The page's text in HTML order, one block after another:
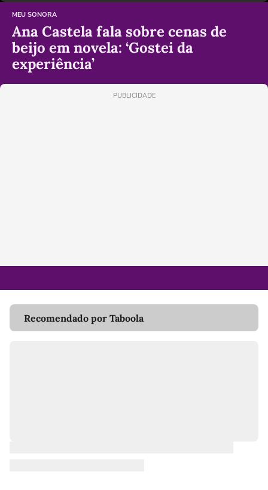
MEU SONORA
Ana Castela fala sobre cenas de
beijo em novela: ‘Gostei da
experiência’
PUBLICIDADE
Recomendado por Taboola